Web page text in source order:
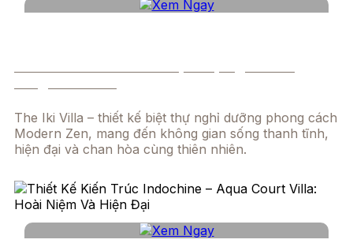
The Iki Villa – thiết kế biệt thự nghỉ dưỡng phong cách
Modern Zen, mang đến không gian sống thanh tĩnh,
hiện đại và chan hòa cùng thiên nhiên.